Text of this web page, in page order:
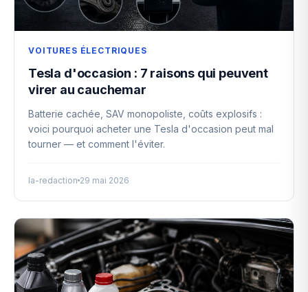
VOITURES ÉLECTRIQUES
Tesla d'occasion : 7 raisons qui peuvent
virer au cauchemar
Batterie cachée, SAV monopoliste, coûts explosifs :
voici pourquoi acheter une Tesla d'occasion peut mal
tourner — et comment l'éviter.
la-redaction 29 mai 2026